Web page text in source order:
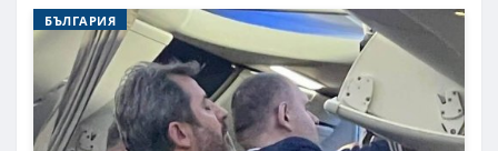
БЪЛГАРИЯ